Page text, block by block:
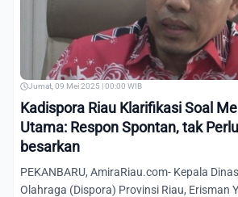
Jumat, 09 Mei 2025 | 00:00 WIB
Kadispora Riau Klarifikasi Soal
Utama: Respon Spontan, tak
besarkan
PEKANBARU, AmiraRiau.com- Kepala
Olahraga (Dispora) Provinsi Riau, Erisman